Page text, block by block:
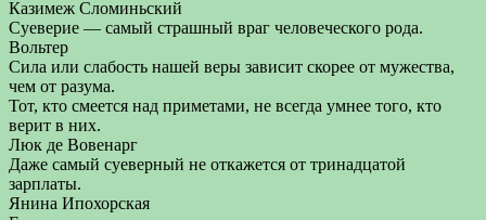
Казимеж Сломиньский
Суеверие — самый страшный враг человеческого рода.
Вольтер
Сила или слабость нашей веры зависит скорее от мужества,
чем от разума.
Тот, кто смеется над приметами, не всегда умнее того, кто
верит в них.
Люк де Вовенарг
Даже самый суеверный не откажется от тринадцатой
зарплаты.
Янина Ипохорская